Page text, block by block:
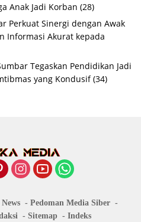
Anak Jadi Korban (28)
Perkuat Sinergi dengan Awak
Informasi Akurat kepada
Tegaskan Pendidikan Jadi
yang Kondusif (34)
Pedoman Media Siber
Sitemap Indeks